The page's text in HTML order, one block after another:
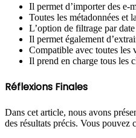
Il permet d’importer des e-
Toutes les métadonnées et
L’option de filtrage par
Il permet également
Compatible avec toutes les
Il prend en charge tous les
Réflexions Finales
Dans cet article, nous avons
des résultats précis. Vous